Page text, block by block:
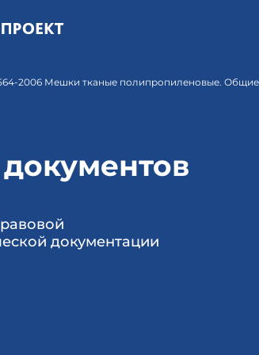
2006 Мешки тканые полипропиленовые. Общие
документов
документации